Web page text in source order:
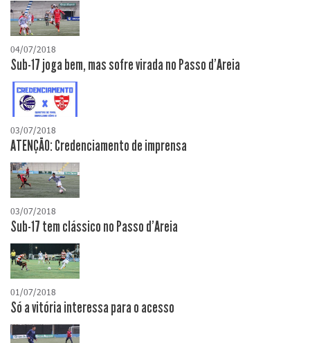
04/07/2018
Sub-17 joga bem, mas sofre virada no Passo d'Areia
03/07/2018
ATENÇÃO: Credenciamento de imprensa
03/07/2018
Sub-17 tem clássico no Passo d'Areia
01/07/2018
Só a vitória interessa para o acesso